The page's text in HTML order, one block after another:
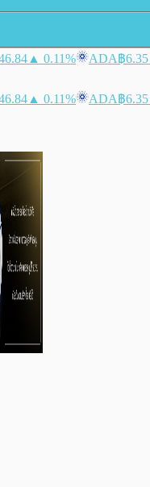
▲ 0.11% ADA฿6.35
▲ 0.11% ADA฿6.35